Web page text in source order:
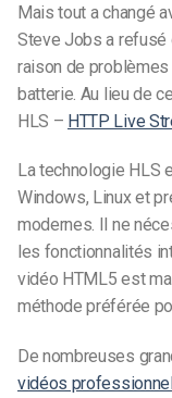
Mais tout a changé
Steve Jobs a refusé
raison de
batterie. Au lieu de
HLS – HTTP Live
La technologie HLS
Windows, Linux et
modernes. Il ne
les fonctionnalités
vidéo HTML5 est
méthode préférée
De nombreuses
vidéos